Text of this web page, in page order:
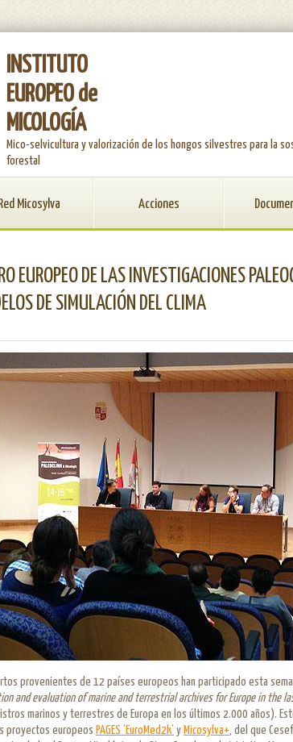
INSTITUTO
EUROPEO de
MICOLOGÍA
Mico-selvicultura y valorización de los hongos silvestres para la
forestal
Micosylva Acciones
EUROPEO DE LAS INVESTIGACIONES
DE SIMULACIÓN DEL CLIMA
provenientes de 12 países europeos han participado esta
and evaluation of marine and terrestrial archives for Europe in the
marinos y terrestres de Europa en los últimos 2.000 años).
proyectos europeos PAGES ‘EuroMed2k’ yMicosylva+ , del que